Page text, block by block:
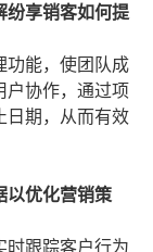
纷享销客如何提
功能，使团队成
户协作，通过项
日期，从而有效
以优化营销策
时跟踪客户行为